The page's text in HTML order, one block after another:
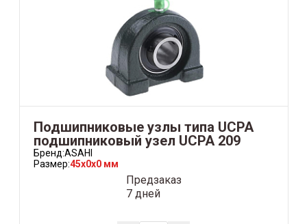
Подшипниковые узлы типа UCPA
подшипниковый узел UCPA 209
Бренд:ASAHI
Размер:45x0x0 мм
Предзаказ
7 дней